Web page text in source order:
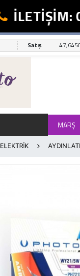
İLETİŞİM:
Satış
MARŞ
ELEKTRİK